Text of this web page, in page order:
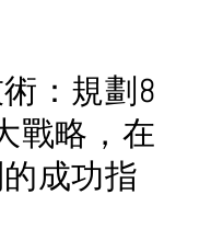
：規劃8
戰略，在
成功指